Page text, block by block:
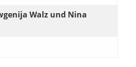
Walz und Nina